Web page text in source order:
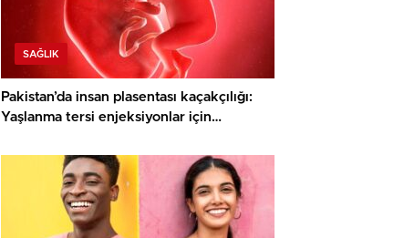
SAĞLIK
Pakistan’da insan plasentası kaçakçılığı:
Yaşlanma tersi enjeksiyonlar için
soruşturma